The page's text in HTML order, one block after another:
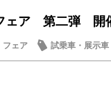
ェア 第二弾 開
フェア
試乗車・展示車